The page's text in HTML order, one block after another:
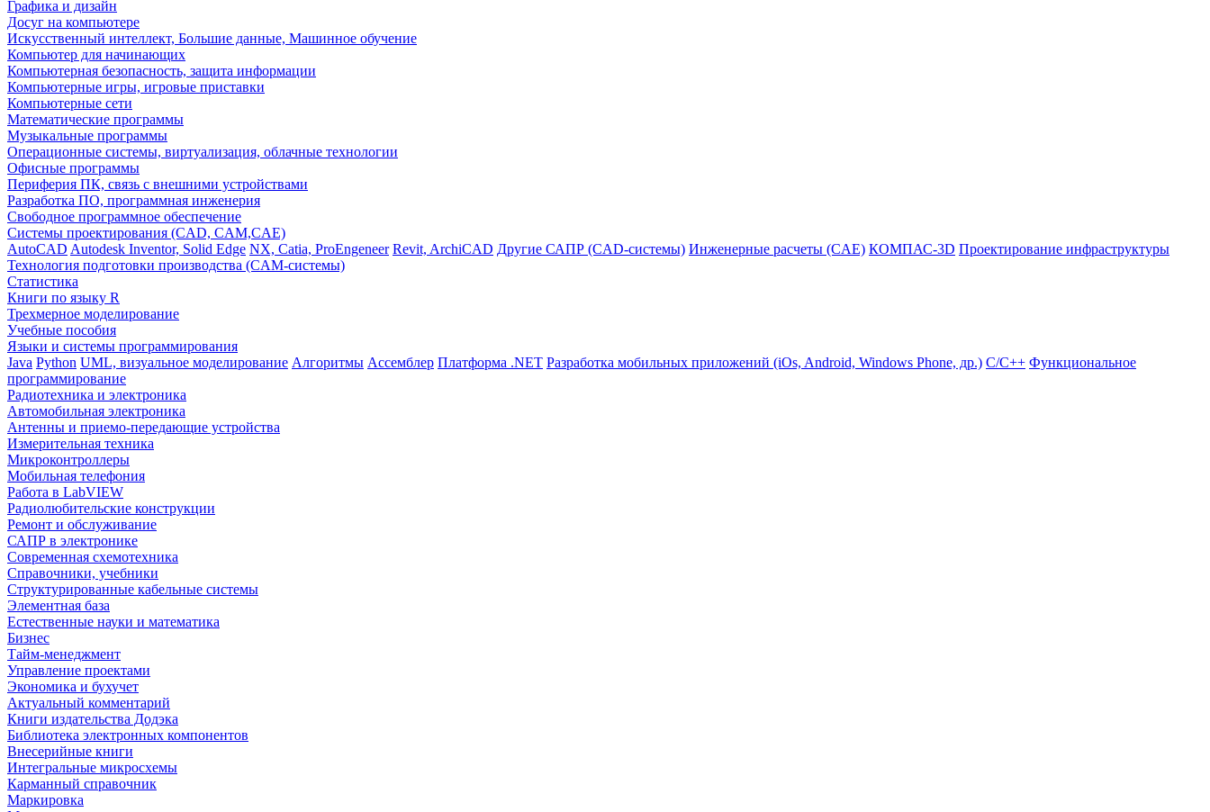
Графика и дизайн
Досуг на компьютере
Искусственный интеллект, Большие данные, Машинное обучение
Компьютер для начинающих
Компьютерная безопасность, защита информации
Компьютерные игры, игровые приставки
Компьютерные сети
Математические программы
Музыкальные программы
Операционные системы, виртуализация, облачные технологии
Офисные программы
Периферия ПК, связь с внешними устройствами
Разработка ПО, программная инженерия
Свободное программное обеспечение
Системы проектирования (CAD, CAM,CAE)
AutoCAD Autodesk Inventor, Solid Edge NX, Catia, ProEngeneer Revit, ArchiCAD Другие САПР (CAD-системы) Инженерные расчеты (CAE) КОМПАС-3D Проектирование инфраструктуры
Технология подготовки производства (CAM-системы)
Статистика
Книги по языку R
Трехмерное моделирование
Учебные пособия
Языки и системы программирования
Java Python UML, визуальное моделирование Алгоритмы Ассемблер Платформа .NET Разработка мобильных приложений (iOs, Android, Windows Phone, др.) С/С++ Функциональное
программирование
Радиотехника и электроника
Автомобильная электроника
Антенны и приемо-передающие устройства
Измерительная техника
Микроконтроллеры
Мобильная телефония
Работа в LabVIEW
Радиолюбительские конструкции
Ремонт и обслуживание
САПР в электронике
Современная схемотехника
Справочники, учебники
Структурированные кабельные системы
Элементная база
Естественные науки и математика
Бизнес
Тайм-менеджмент
Управление проектами
Экономика и бухучет
Актуальный комментарий
Книги издательства Додэка
Библиотека электронных компонентов
Внесерийные книги
Интегральные микросхемы
Карманный справочник
Маркировка